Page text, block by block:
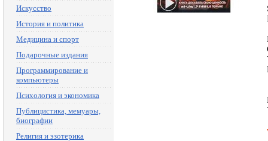
Искусство
История и политика
Медицина и спорт
Подарочные издания
Программирование и
компьютеры
Психология и экономика
Публицистика, мемуары,
биографии
Религия и эзотерика